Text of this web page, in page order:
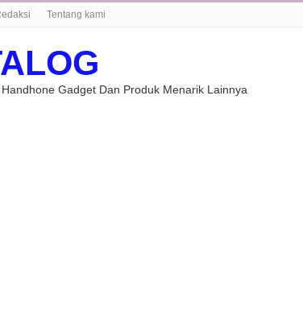
Tentang kami
Gadget Dan Produk Menarik Lainnya